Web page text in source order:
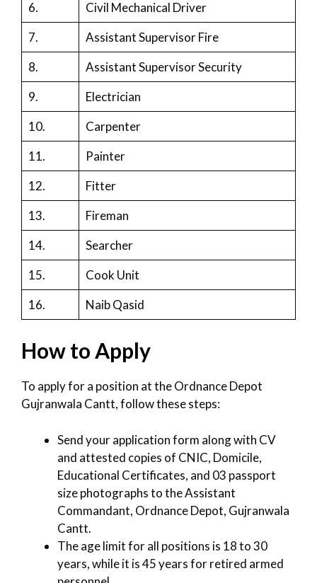
6.
Civil Mechanical Driver
7.
Assistant Supervisor Fire
8.
Assistant Supervisor Security
9.
Electrician
10.
Carpenter
11.
Painter
12.
Fitter
13.
Fireman
14.
Searcher
15.
Cook Unit
16.
Naib Qasid
How to Apply
To apply for a position at the Ordnance Depot
Gujranwala Cantt, follow these steps:
Send your application form along with CV
and attested copies of CNIC, Domicile,
Educational Certificates, and 03 passport
size photographs to the Assistant
Commandant, Ordnance Depot, Gujranwala
Cantt.
The age limit for all positions is 18 to 30
years, while it is 45 years for retired armed